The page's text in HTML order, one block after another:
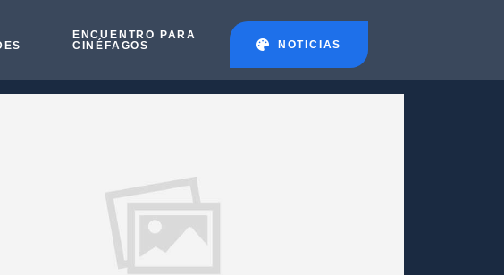
ENCUENTRO PARA
CINÉFAGOS
NOTICIAS